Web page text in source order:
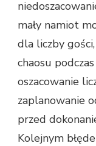
mały namiot
dla liczby
chaosu
oszacowanie
zaplanowanie
przed
Kolejnym